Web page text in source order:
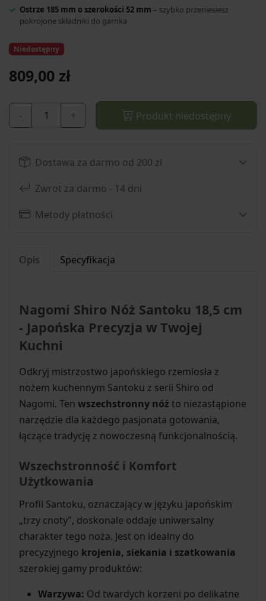
Ostrze 185 mm o szerokości 52 mm – szybko przeniesiesz
pokrojone składniki do garnka
Niedostępny
809,00 zł
- + Produkt niedostępny
Dostawa za darmo od 200 zł
Zwrot za darmo - 14 dni
Metody płatności
Opis Specyfikacja
Nagomi Shiro Nóż Santoku 18,5 cm
- Japońska Precyzja w Twojej
Kuchni
Odkryj mistrzostwo japońskiego rzemiosła z
nożem kuchennym Santoku z serii Shiro od
Nagomi. Ten wszechstronny nóż to niezastąpione
narzędzie dla każdego pasjonata gotowania,
łączące tradycję z nowoczesną funkcjonalnością.
Wszechstronność i Komfort
Użytkowania
Profil Santoku, oznaczający w języku japońskim
„trzy cnoty”, doskonale oddaje uniwersalny
charakter tego noża. Jest on idealny do
precyzyjnego krojenia, siekania i szatkowania
szerokiej gamy produktów:
Warzywa: Od twardych korzeni po delikatne